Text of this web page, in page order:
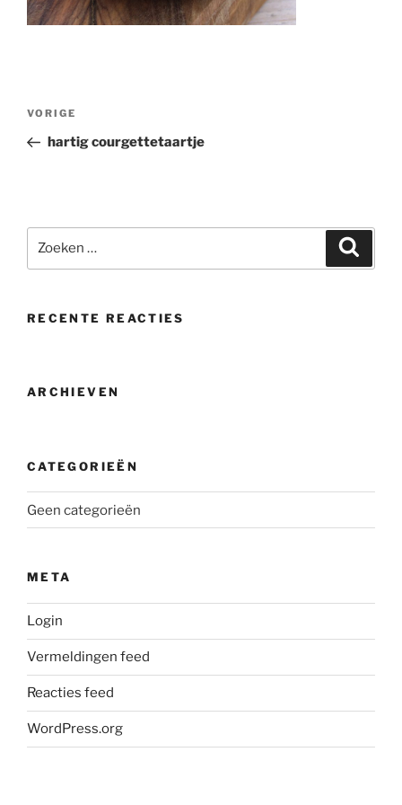
Bericht
Vorig
bericht
VORIGE
hartig courgettetaartje
naar:
RECENTE REACTIES
ARCHIEVEN
CATEGORIEËN
Geen categorieën
META
Login
Vermeldingen feed
Reacties feed
WordPress.org